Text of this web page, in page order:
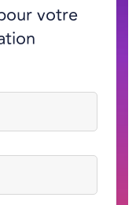
votre